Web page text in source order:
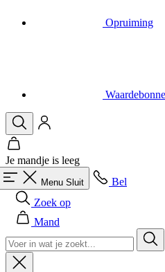
Je mandje is leeg
Menu
Mand
Heren
Alles in categorie Heren